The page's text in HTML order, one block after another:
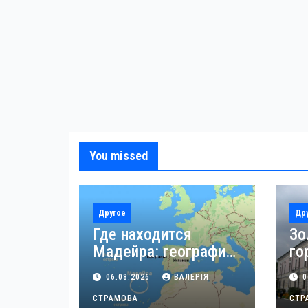
You missed
Другое
Где находится
Мадейра: география
острова
06.08.2026 ВАЛЕРІЯ
СТРАМОВА